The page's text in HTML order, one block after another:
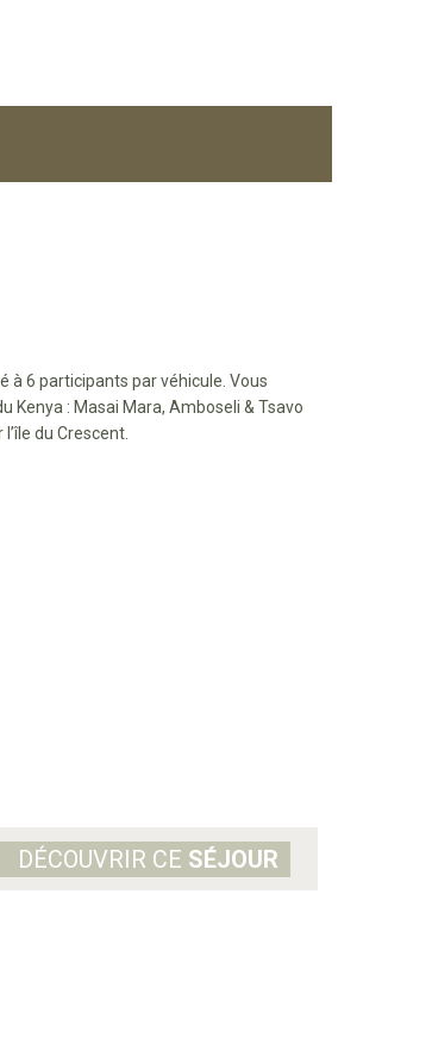
à 6 participants par véhicule. Vous
Kenya : Masai Mara, Amboseli & Tsavo
du Crescent.
DÉCOUVRIR CE SÉJOUR